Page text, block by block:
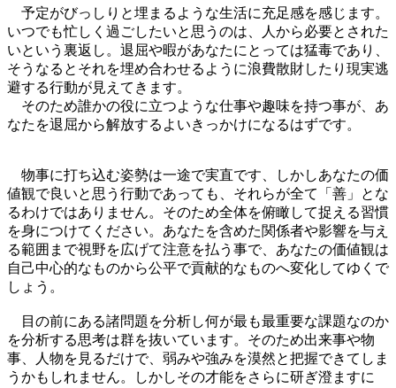
予定がびっしりと埋まるような生活に充足感を感じます。
いつでも忙しく過ごしたいと思うのは、人から必要とされた
いという裏返し。退屈や暇があなたにとっては猛毒であり、
そうなるとそれを埋め合わせるように浪費散財したり現実逃
避する行動が見えてきます。
そのため誰かの役に立つような仕事や趣味を持つ事が、あ
なたを退屈から解放するよいきっかけになるはずです。
物事に打ち込む姿勢は一途で実直です、しかしあなたの価
値観で良いと思う行動であっても、それらが全て「善」とな
るわけではありません。そのため全体を俯瞰して捉える習慣
を身につけてください。あなたを含めた関係者や影響を与え
る範囲まで視野を広げて注意を払う事で、あなたの価値観は
自己中心的なものから公平で貢献的なものへ変化してゆくで
しょう。
目の前にある諸問題を分析し何が最も最重要な課題なのか
を分析する思考は群を抜いています。そのため出来事や物
事、人物を見るだけで、弱みや強みを漠然と把握できてしま
うかもしれません。しかしその才能をさらに研ぎ澄ますに